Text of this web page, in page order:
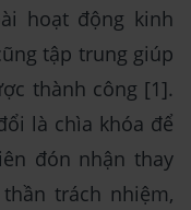
hoạt động kinh
tập trung giúp
thành công [1].
là chìa khóa để
đón nhận thay
trách nhiệm,